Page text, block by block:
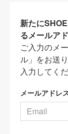
新たに
るメールア
ご入力のメ
ル」をお送
入力してくだ
メールアドレ